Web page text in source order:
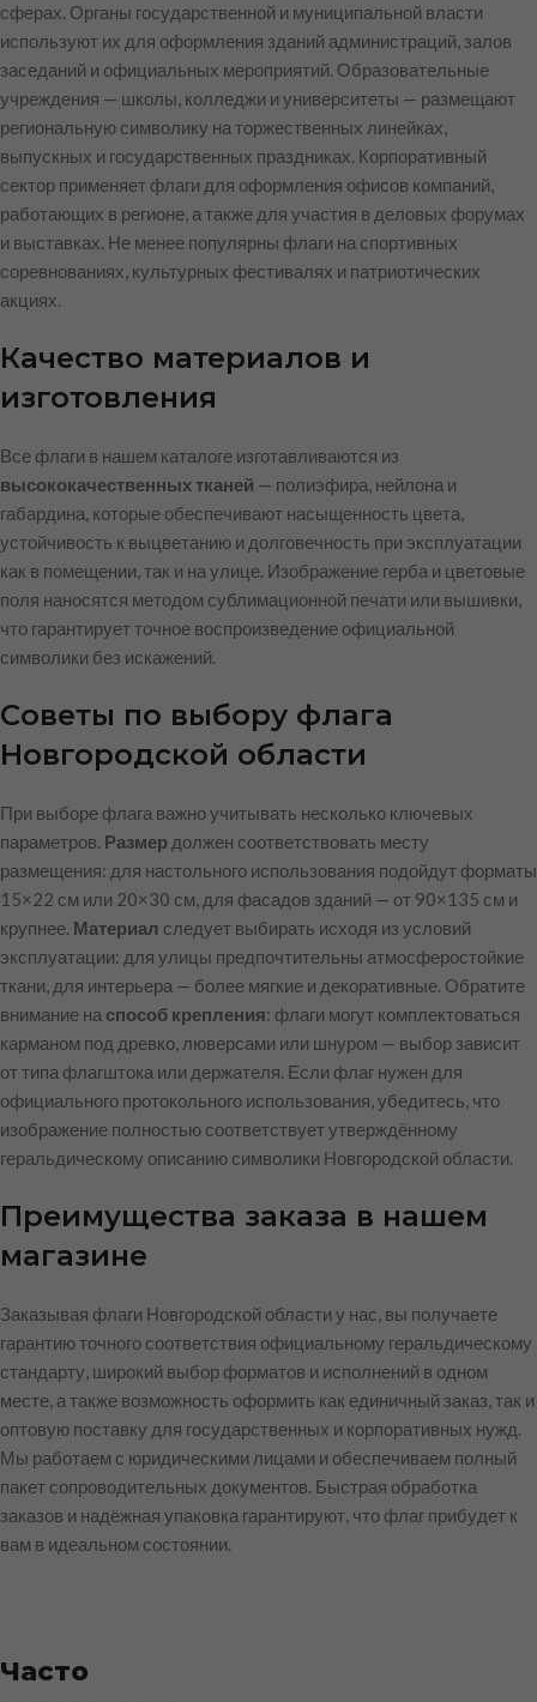
сферах. Органы государственной и муниципальной власти
используют их для оформления зданий администраций, залов
заседаний и официальных мероприятий. Образовательные
учреждения — школы, колледжи и университеты — размещают
региональную символику на торжественных линейках,
выпускных и государственных праздниках. Корпоративный
сектор применяет флаги для оформления офисов компаний,
работающих в регионе, а также для участия в деловых форумах
и выставках. Не менее популярны флаги на спортивных
соревнованиях, культурных фестивалях и патриотических
акциях.
Качество материалов и
изготовления
Все флаги в нашем каталоге изготавливаются из
высококачественных тканей — полиэфира, нейлона и
габардина, которые обеспечивают насыщенность цвета,
устойчивость к выцветанию и долговечность при эксплуатации
как в помещении, так и на улице. Изображение герба и цветовые
поля наносятся методом сублимационной печати или вышивки,
что гарантирует точное воспроизведение официальной
символики без искажений.
Советы по выбору флага
Новгородской области
При выборе флага важно учитывать несколько ключевых
параметров. Размер должен соответствовать месту
размещения: для настольного использования подойдут форматы
15×22 см или 20×30 см, для фасадов зданий — от 90×135 см и
крупнее. Материал следует выбирать исходя из условий
эксплуатации: для улицы предпочтительны атмосферостойкие
ткани, для интерьера — более мягкие и декоративные. Обратите
внимание на способ крепления: флаги могут комплектоваться
карманом под древко, люверсами или шнуром — выбор зависит
от типа флагштока или держателя. Если флаг нужен для
официального протокольного использования, убедитесь, что
изображение полностью соответствует утверждённому
геральдическому описанию символики Новгородской области.
Преимущества заказа в нашем
магазине
Заказывая флаги Новгородской области у нас, вы получаете
гарантию точного соответствия официальному геральдическому
стандарту, широкий выбор форматов и исполнений в одном
месте, а также возможность оформить как единичный заказ, так и
оптовую поставку для государственных и корпоративных нужд.
Мы работаем с юридическими лицами и обеспечиваем полный
пакет сопроводительных документов. Быстрая обработка
заказов и надёжная упаковка гарантируют, что флаг прибудет к
вам в идеальном состоянии.
Часто